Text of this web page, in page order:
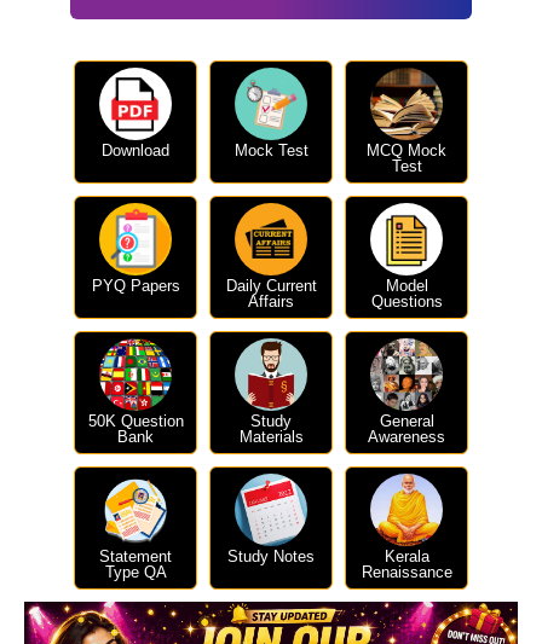
Download Mock Test
MCQ Mock
Test
PYQ Papers
Daily Current
Affairs
Model
Questions
50K Question
Bank
Study
Materials
General
Awareness
Statement
Type QA
Study Notes
Kerala
Renaissance